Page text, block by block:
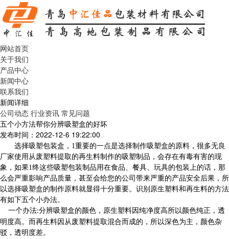
网站首页
关于我们
产品中心
新闻中心
联系我们
新闻详细
公司动态 行业资讯 常见问题
五个小方法帮你分辨吸塑盒的好坏
发布时间：2022-12-6 19:22:00
选择吸塑包装盒，1重要的一点是选择制作吸塑盒的原料，很多无良
厂家使用从废塑料提取的再生料制作的吸塑制品，会存在有毒有害的现
象，如果1终这些吸塑包装制品用在食品、餐具、玩具的包装上的话，那
么会严重影响产品质量，甚至会给您的公司带来严重的产品安全后果，所
以选择吸塑盒的制作原料就显得十分重要。识别原生塑料和再生料的方法
有如下五个小办法。
一个办法:分辨吸塑盒的颜色，原生塑料因纯净度高所以颜色纯正，透
明度高。而再生料因从废塑料提取混合而成的，所以深色为主，颜色杂
驳，透明度差。